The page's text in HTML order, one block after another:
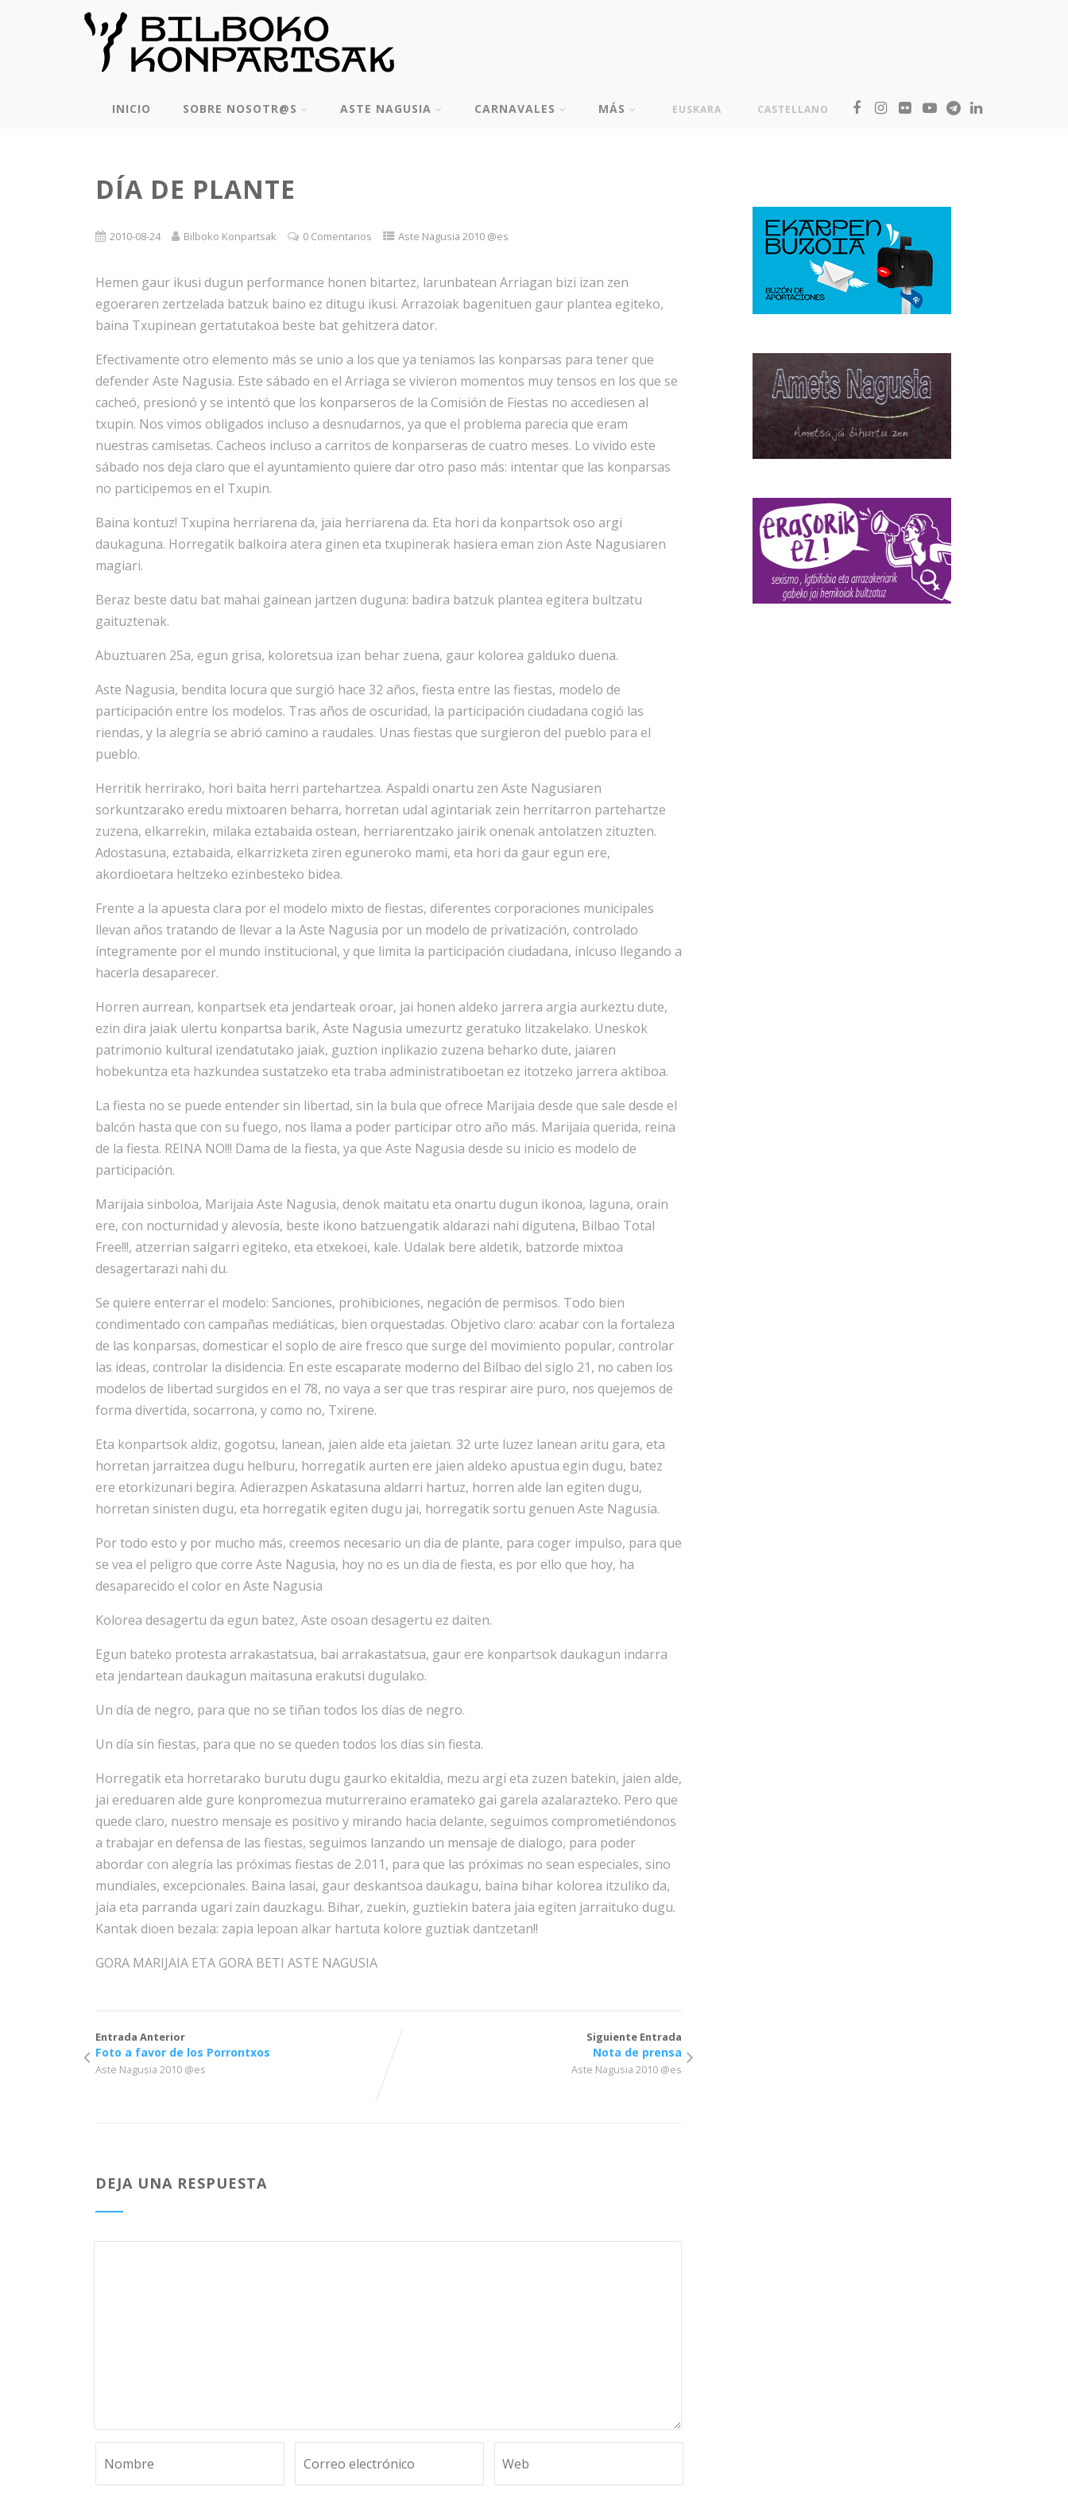
INICIO SOBRE NOSOTR@S ASTE NAGUSIA CARNAVALES MÁS EUSKARA CASTELLANO
DÍA DE PLANTE
2010-08-24 Bilboko Konpartsak 0 Comentarios Aste Nagusia 2010 @es
Hemen gaur ikusi dugun performance honen bitartez, larunbatean Arriagan bizi izan zen
egoeraren zertzelada batzuk baino ez ditugu ikusi. Arrazoiak bagenituen gaur plantea egiteko,
baina Txupinean gertatutakoa beste bat gehitzera dator.
Efectivamente otro elemento más se unio a los que ya teniamos las konparsas para tener que
defender Aste Nagusia. Este sábado en el Arriaga se vivieron momentos muy tensos en los que se
cacheó, presionó y se intentó que los konparseros de la Comisión de Fiestas no accediesen al
txupin. Nos vimos obligados incluso a desnudarnos, ya que el problema parecia que eram
nuestras camisetas. Cacheos incluso a carritos de konparseras de cuatro meses. Lo vivido este
sábado nos deja claro que el ayuntamiento quiere dar otro paso más: intentar que las konparsas
no participemos en el Txupin.
Baina kontuz! Txupina herriarena da, jaia herriarena da. Eta hori da konpartsok oso argi
daukaguna. Horregatik balkoira atera ginen eta txupinerak hasiera eman zion Aste Nagusiaren
magiari.
Beraz beste datu bat mahai gainean jartzen duguna: badira batzuk plantea egitera bultzatu
gaituztenak.
Abuztuaren 25a, egun grisa, koloretsua izan behar zuena, gaur kolorea galduko duena.
Aste Nagusia, bendita locura que surgió hace 32 años, fiesta entre las fiestas, modelo de
participación entre los modelos. Tras años de oscuridad, la participación ciudadana cogió las
riendas, y la alegría se abrió camino a raudales. Unas fiestas que surgieron del pueblo para el
pueblo.
Herritik herrirako, hori baita herri partehartzea. Aspaldi onartu zen Aste Nagusiaren
sorkuntzarako eredu mixtoaren beharra, horretan udal agintariak zein herritarron partehartze
zuzena, elkarrekin, milaka eztabaida ostean, herriarentzako jairik onenak antolatzen zituzten.
Adostasuna, eztabaida, elkarrizketa ziren eguneroko mami, eta hori da gaur egun ere,
akordioetara heltzeko ezinbesteko bidea.
Frente a la apuesta clara por el modelo mixto de fiestas, diferentes corporaciones municipales
llevan años tratando de llevar a la Aste Nagusia por un modelo de privatización, controlado
íntegramente por el mundo institucional, y que limita la participación ciudadana, inlcuso llegando a
hacerla desaparecer.
Horren aurrean, konpartsek eta jendarteak oroar, jai honen aldeko jarrera argia aurkeztu dute,
ezin dira jaiak ulertu konpartsa barik, Aste Nagusia umezurtz geratuko litzakelako. Uneskok
patrimonio kultural izendatutako jaiak, guztion inplikazio zuzena beharko dute, jaiaren
hobekuntza eta hazkundea sustatzeko eta traba administratiboetan ez itotzeko jarrera aktiboa.
La fiesta no se puede entender sin libertad, sin la bula que ofrece Marijaia desde que sale desde el
balcón hasta que con su fuego, nos llama a poder participar otro año más. Marijaia querida, reina
de la fiesta. REINA NO!!! Dama de la fiesta, ya que Aste Nagusia desde su inicio es modelo de
participación.
Marijaia sinboloa, Marijaia Aste Nagusia, denok maitatu eta onartu dugun ikonoa, laguna, orain
ere, con nocturnidad y alevosía, beste ikono batzuengatik aldarazi nahi digutena, Bilbao Total
Free!!!, atzerrian salgarri egiteko, eta etxekoei, kale. Udalak bere aldetik, batzorde mixtoa
desagertarazi nahi du.
Se quiere enterrar el modelo: Sanciones, prohibiciones, negación de permisos. Todo bien
condimentado con campañas mediáticas, bien orquestadas. Objetivo claro: acabar con la fortaleza
de las konparsas, domesticar el soplo de aire fresco que surge del movimiento popular, controlar
las ideas, controlar la disidencia. En este escaparate moderno del Bilbao del siglo 21, no caben los
modelos de libertad surgidos en el 78, no vaya a ser que tras respirar aire puro, nos quejemos de
forma divertida, socarrona, y como no, Txirene.
Eta konpartsok aldiz, gogotsu, lanean, jaien alde eta jaietan. 32 urte luzez lanean aritu gara, eta
horretan jarraitzea dugu helburu, horregatik aurten ere jaien aldeko apustua egin dugu, batez
ere etorkizunari begira. Adierazpen Askatasuna aldarri hartuz, horren alde lan egiten dugu,
horretan sinisten dugu, eta horregatik egiten dugu jai, horregatik sortu genuen Aste Nagusia.
Por todo esto y por mucho más, creemos necesario un dia de plante, para coger impulso, para que
se vea el peligro que corre Aste Nagusia, hoy no es un día de fiesta, es por ello que hoy, ha
desaparecido el color en Aste Nagusia
Kolorea desagertu da egun batez, Aste osoan desagertu ez daiten.
Egun bateko protesta arrakastatsua, bai arrakastatsua, gaur ere konpartsok daukagun indarra
eta jendartean daukagun maitasuna erakutsi dugulako.
Un día de negro, para que no se tiñan todos los días de negro.
Un día sin fiestas, para que no se queden todos los días sin fiesta.
Horregatik eta horretarako burutu dugu gaurko ekitaldia, mezu argi eta zuzen batekin, jaien alde,
jai ereduaren alde gure konpromezua muturreraino eramateko gai garela azalarazteko. Pero que
quede claro, nuestro mensaje es positivo y mirando hacia delante, seguimos comprometiéndonos
a trabajar en defensa de las fiestas, seguimos lanzando un mensaje de dialogo, para poder
abordar con alegría las próximas fiestas de 2.011, para que las próximas no sean especiales, sino
mundiales, excepcionales. Baina lasai, gaur deskantsoa daukagu, baina bihar kolorea itzuliko da,
jaia eta parranda ugari zain dauzkagu. Bihar, zuekin, guztiekin batera jaia egiten jarraituko dugu.
Kantak dioen bezala: zapia lepoan alkar hartuta kolore guztiak dantzetan!!
GORA MARIJAIA ETA GORA BETI ASTE NAGUSIA
Entrada Anterior
Foto a favor de los Porrontxos
Aste Nagusia 2010 @es
Siguiente Entrada
Nota de prensa
Aste Nagusia 2010 @es
DEJA UNA RESPUESTA